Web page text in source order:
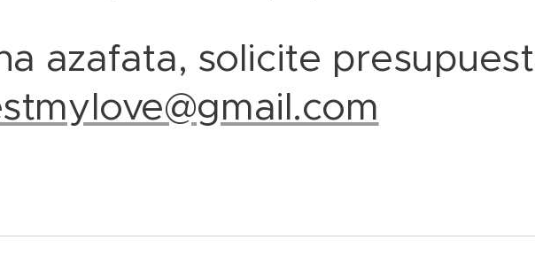
azafata, solicite